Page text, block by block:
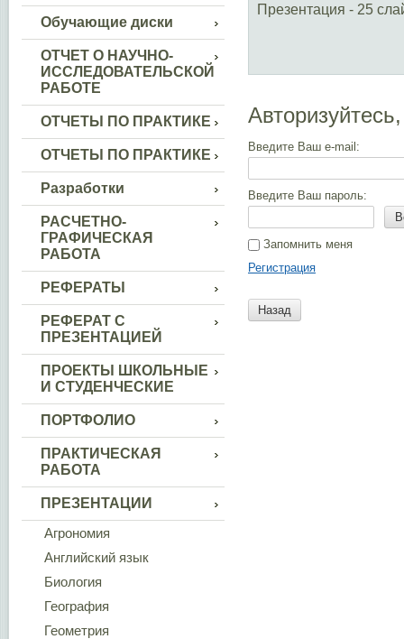
Обучающие диски
ОТЧЕТ О НАУЧНО-
ИССЛЕДОВАТЕЛЬСКОЙ
РАБОТЕ
ОТЧЕТЫ ПО ПРАКТИКЕ
ОТЧЕТЫ ПО ПРАКТИКЕ
Разработки
РАСЧЕТНО-
ГРАФИЧЕСКАЯ
РАБОТА
РЕФЕРАТЫ
РЕФЕРАТ С
ПРЕЗЕНТАЦИЕЙ
ПРОЕКТЫ ШКОЛЬНЫЕ
И СТУДЕНЧЕСКИЕ
ПОРТФОЛИО
ПРАКТИЧЕСКАЯ
РАБОТА
ПРЕЗЕНТАЦИИ
Агрономия
Английский язык
Биология
География
Геометрия
Презентация - 25
Введите Ваш e-mail:
Введите Ваш пароль:
Запомнить меня
Регистрация
Назад